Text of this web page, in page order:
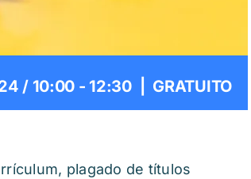
/ 10:00 - 12:30 GRATUITO
plagado de títulos